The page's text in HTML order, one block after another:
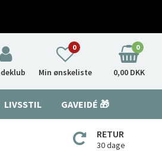
Min ønskeliste
0 0
0,00 DKK
LIVSSTIL GAVEIDÉ 🎁
RETUR
30 dage